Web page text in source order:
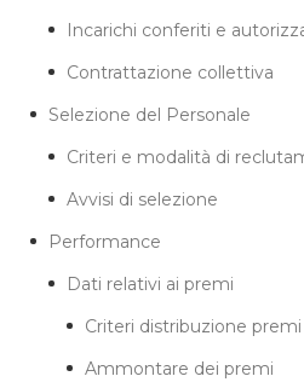
Incarichi conferiti e
Contrattazione collettiva
Selezione del Personale
Criteri e modalità di
Avvisi di selezione
Performance
Dati relativi ai premi
Criteri distribuzione premi
Ammontare dei premi